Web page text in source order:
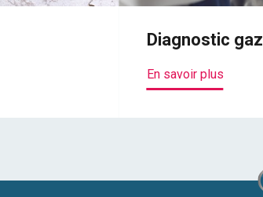
Diagnostic gaz
En savoir plus